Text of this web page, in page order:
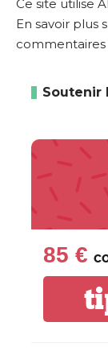
Ce site utilise
En savoir plus
Soutenir
85 €